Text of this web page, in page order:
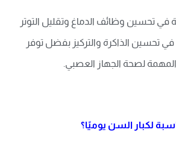
في تحسين وظائف الدماغ وتقليل التوتر
في تحسين الذاكرة والتركيز بفضل توفر
المهمة لصحة الجهاز العصبي.
لكبار السن يوميًا؟